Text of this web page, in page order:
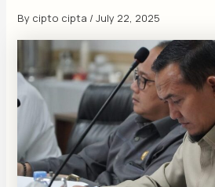
By cipto cipta /July 22, 2025